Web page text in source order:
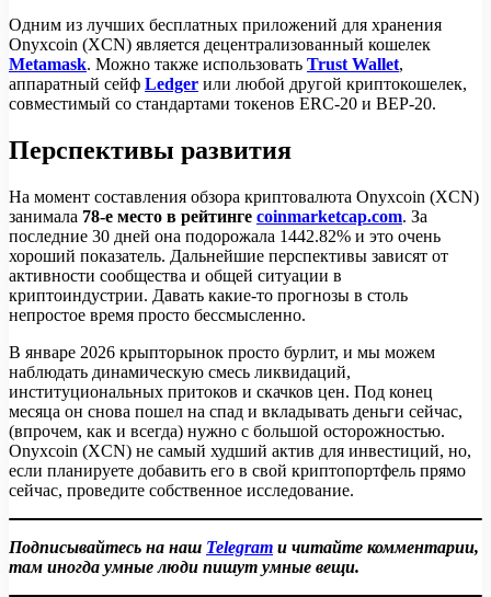
Одним из лучших бесплатных приложений для хранения
Onyxcoin (XCN) является децентрализованный кошелек
Metamask. Можно также использовать Trust Wallet,
аппаратный сейф Ledger или любой другой криптокошелек,
совместимый со стандартами токенов ERC-20 и BEP-20.
Перспективы развития
На момент составления обзора криптовалюта Onyxcoin (XCN)
занимала 78-е место в рейтинге coinmarketcap.com. За
последние 30 дней она подорожала 1442.82% и это очень
хороший показатель. Дальнейшие перспективы зависят от
активности сообщества и общей ситуации в
криптоиндустрии. Давать какие-то прогнозы в столь
непростое время просто бессмысленно.
В январе 2026 крыпторынок просто бурлит, и мы можем
наблюдать динамическую смесь ликвидаций,
институциональных притоков и скачков цен. Под конец
месяца он снова пошел на спад и вкладывать деньги сейчас,
(впрочем, как и всегда) нужно с большой осторожностью.
Onyxcoin (XCN) не самый худший актив для инвестиций, но,
если планируете добавить его в свой криптопортфель прямо
сейчас, проведите собственное исследование.
Подписывайтесь на наш Telegram и читайте комментарии,
там иногда умные люди пишут умные вещи.